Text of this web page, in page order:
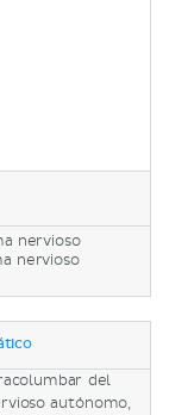
nervioso
nervioso
del
autónomo,